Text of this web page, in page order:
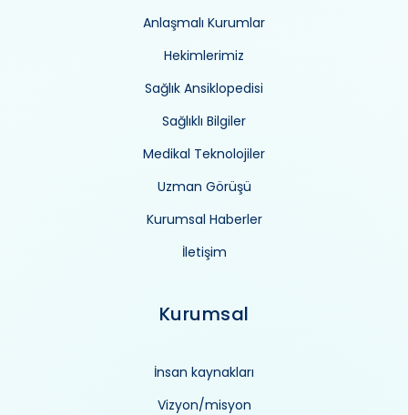
Anlaşmalı Kurumlar
Hekimlerimiz
Sağlık Ansiklopedisi
Sağlıklı Bilgiler
Medikal Teknolojiler
Uzman Görüşü
Kurumsal Haberler
İletişim
Kurumsal
İnsan kaynakları
Vizyon/misyon